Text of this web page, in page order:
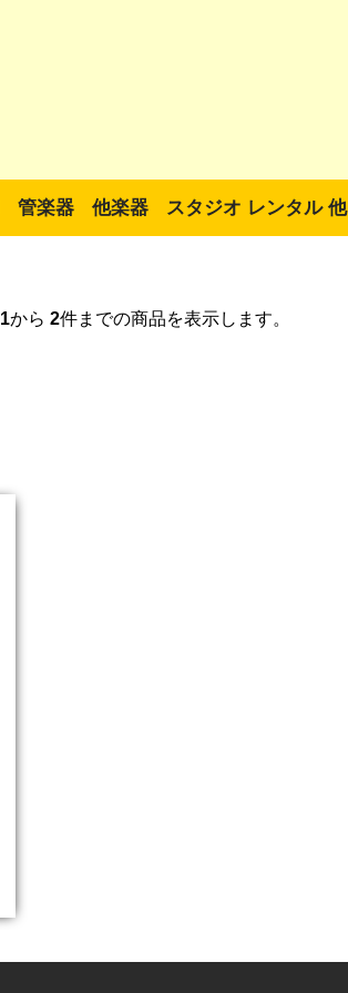
管楽器 他楽器 スタジオ レンタル 他
1から 2件までの商品を表示します。